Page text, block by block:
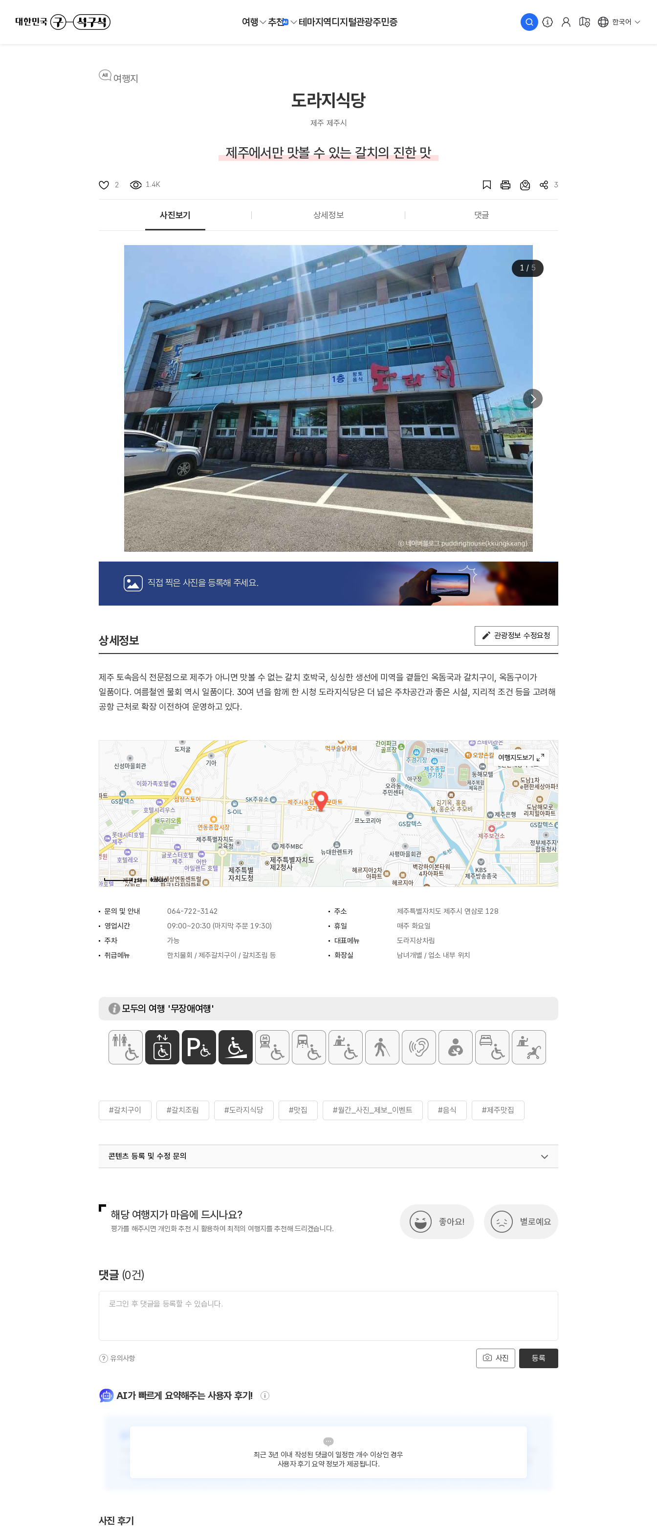
여행 추천 테마지역디지털관광주민증 한국어
여행지
도라지식당
제주 제주시
제주에서만 맛볼 수 있는 갈치의 진한 맛
2 1.4K 3
사진보기 상세정보 댓글
1 / 5
직접 찍은 사진을 등록해 주세요.
상세정보 관광정보 수정요청
제주 토속음식 전문점으로 제주가 아니면 맛볼 수 없는 갈치 호박국, 싱싱한 생선에 미역을 곁들인 옥돔국과 갈치구이, 옥돔구이가
일품이다. 여름철엔 물회 역시 일품이다. 30여 년을 함께 한 시청 도라지식당은 더 넓은 주차공간과 좋은 시설, 지리적 조건 등을 고려해
공항 근처로 확장 이전하여 운영하고 있다.
250m
문의 및 안내 064-722-3142 주소
제주특별자치도 제주시 연삼로 128
영업시간
09:00~20:30 (마지막 주문 19:30) 휴일
매주 화요일
주차
가능 대표메뉴
도라지상차림
취급메뉴
한치물회 / 제주갈치구이 / 갈치조림 등 화장실 남녀개별 / 업소 내부 위치
모두의 여행 '무장애여행'
#갈치구이 #갈치조림 #도라지식당 #맛집 #월간_사진_제보_이벤트 #음식 #제주맛집
콘텐츠 등록 및 수정 문의
해당 여행지가 마음에 드시나요?
평가를 해주시면 개인화 추천 시 활용하여 최적의 여행지를 추천해 드리겠습니다.
좋아요! 별로예요
댓글 (0건)
사진
유의사항 등록
AI가 빠르게 요약해주는 사용자 후기!
최근 3년 이내 작성된 댓글이 일정한 개수 이상인 경우
사용자 후기 요약 정보가 제공됩니다.
사진 후기